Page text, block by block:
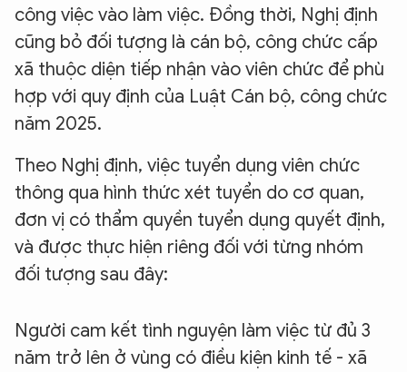
công việc vào làm việc. Đồng thời, Nghị định
cũng bỏ đối tượng là cán bộ, công chức cấp
xã thuộc diện tiếp nhận vào viên chức để phù
hợp với quy định của Luật Cán bộ, công chức
năm 2025.
Theo Nghị định, việc tuyển dụng viên chức
thông qua hình thức xét tuyển do cơ quan,
đơn vị có thẩm quyền tuyển dụng quyết định,
và được thực hiện riêng đối với từng nhóm
đối tượng sau đây:
Người cam kết tình nguyện làm việc từ đủ 3
năm trở lên ở vùng có điều kiện kinh tế - xã